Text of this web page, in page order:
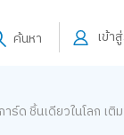
ค้นหา เข้า
ร์ด ชิ้นเดียวในโลก เ